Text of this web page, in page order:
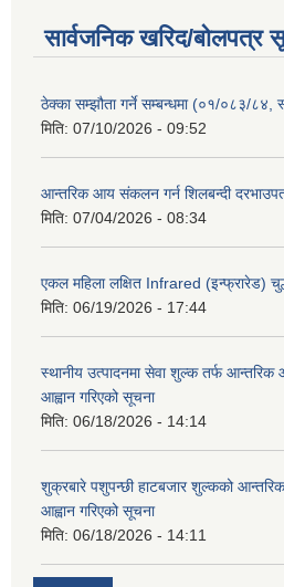
सार्वजनिक खरिद/बोलपत्र
ठेक्का सम्झौता गर्ने सम्बन्धमा (०१/०८३/८४,
मिति: 07/10/2026 - 09:52
आन्तरिक आय संकलन गर्न शिलबन्दी
मिति: 07/04/2026 - 08:34
एकल महिला लक्षित Infrared (इन्फ्रारेड)
मिति: 06/19/2026 - 17:44
स्थानीय उत्पादनमा सेवा शुल्क तर्फ
आह्वान गरिएको सूचना
मिति: 06/18/2026 - 14:14
शुक्रबारे पशुपन्छी हाटबजार शुल्कको
आह्वान गरिएको सूचना
मिति: 06/18/2026 - 14:11